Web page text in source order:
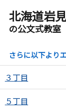
北海道岩
の公文式教室
さらに以下より
３丁目
５丁目